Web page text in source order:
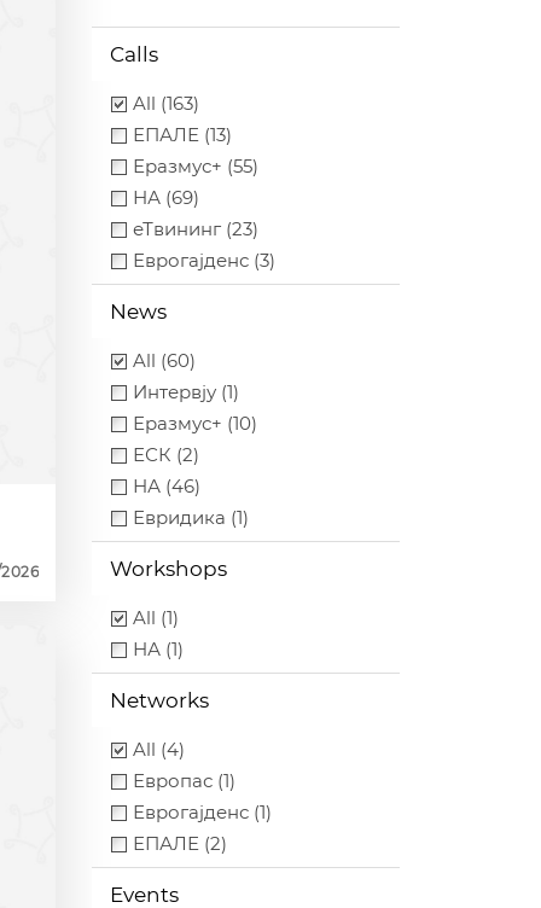
Calls
All (163)
ЕПАЛЕ (13)
Еразмус+ (55)
НА (69)
еТвининг (23)
Еврогајденс (3)
News
All (60)
Интервју (1)
Еразмус+ (10)
ЕСК (2)
НА (46)
Евридика (1)
Workshops
All (1)
НА (1)
Networks
All (4)
Европас (1)
Еврогајденс (1)
ЕПАЛЕ (2)
Events